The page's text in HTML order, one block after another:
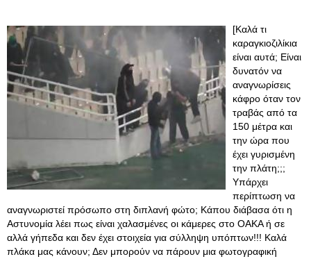
[Καλά τι
καραγκιοζιλίκια
είναι αυτά; Είναι
δυνατόν να
αναγνωρίσεις
κάφρο όταν τον
τραβάς από τα
150 μέτρα και
την ώρα που
έχει γυρισμένη
την πλάτη;;;
Υπάρχει
περίπτωση να
αναγνωριστεί πρόσωπο στη διπλανή φώτο; Κάπου διάβασα ότι η
Αστυνομία λέει πως είναι χαλασμένες οι κάμερες στο ΟΑΚΑ ή σε
αλλά γήπεδα και δεν έχει στοιχεία για σύλληψη υπόπτων!!! Καλά
πλάκα μας κάνουν; Δεν μπορούν να πάρουν μια φωτογραφική